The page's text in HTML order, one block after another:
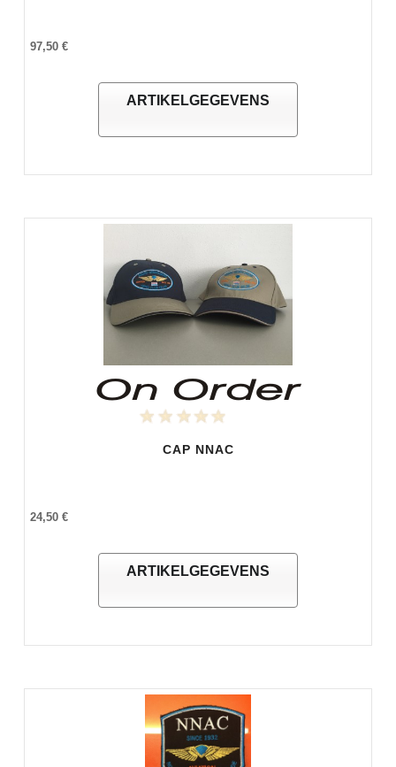
97,50 €
ARTIKELGEGEVENS
CAP NNAC
24,50 €
ARTIKELGEGEVENS